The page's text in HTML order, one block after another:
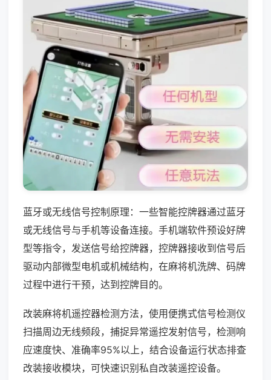
蓝牙或无线信号控制原理：一些智能控牌器通过蓝牙
或无线信号与手机等设备连接。手机端软件预设好牌
型等指令，发送信号给控牌器，控牌器接收到信号后
驱动内部微型电机或机械结构，在麻将机洗牌、码牌
过程中进行干预，达到控牌目的。
改装麻将机遥控器检测方法，使用便携式信号检测仪
扫描周边无线频段，捕捉异常遥控发射信号，检测响
应速度快、准确率95%以上，结合设备运行状态排查
改装接收模块，可快速识别私自改装遥控设备。